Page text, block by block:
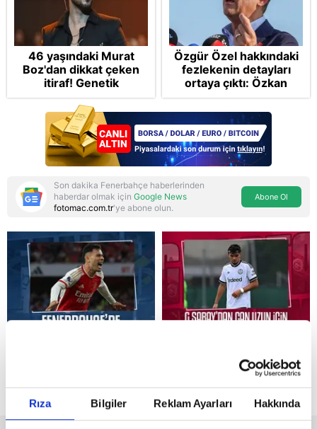
Rıza Bilgiler Reklam Ayarları Hakkında
Reddet
46 yaşındaki Murat
Boz'dan dikkat çeken
itiraf! Genetik
korkusunu açıkladı
Özgür Özel hakkındaki
fezlekenin detayları
ortaya çıktı: Özkan
Yalım’ın VIP araç ve
mavi valiz itirafları da
dosyada
Son dakika Fenerbahçe haberlerinden
haberdar olmak için Google News
fotomac.com.tr'ye abone olun.
Abone Ol